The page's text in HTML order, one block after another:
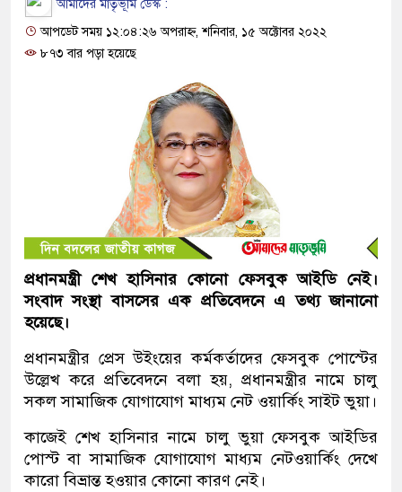
আমাদের মার্তৃভূমি ডেস্ক :
আপডেট সময় ১২:০৪:২৬ অপরাহ্ন, শনিবার, ১৫ অক্টোবর ২০২২
৮৭৩ বার পড়া হয়েছে
প্রধানমন্ত্রী শেখ হাসিনার কোনো ফেসবুক আইডি নেই।
সংবাদ সংস্থা বাসসের এক প্রতিবেদনে এ তথ্য জানানো
হয়েছে।
প্রধানমন্ত্রীর প্রেস উইংয়ের কর্মকর্তাদের ফেসবুক পোস্টের
উল্লেখ করে প্রতিবেদনে বলা হয়, প্রধানমন্ত্রীর নামে চালু
সকল সামাজিক যোগাযোগ মাধ্যম নেট ওয়ার্কিং সাইট ভুয়া।
কাজেই শেখ হাসিনার নামে চালু ভুয়া ফেসবুক আইডির
পোস্ট বা সামাজিক যোগাযোগ মাধ্যম নেটওয়ার্কিং দেখে
কারো বিভ্রান্ত হওয়ার কোনো কারণ নেই।